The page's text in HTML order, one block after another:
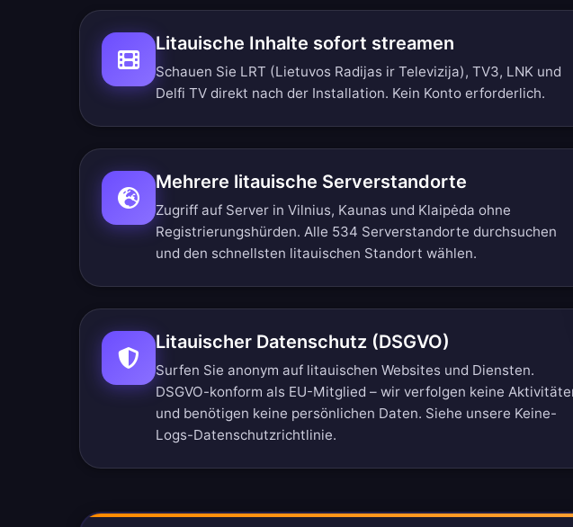
Litauische Inhalte sofort streamen
Schauen Sie LRT (Lietuvos Radijas ir Televizija), TV3, LNK und
Delfi TV direkt nach der Installation. Kein Konto erforderlich.
Mehrere litauische Serverstandorte
Zugriff auf Server in Vilnius, Kaunas und Klaipėda ohne
Registrierungshürden. Alle 534 Serverstandorte durchsuchen
und den schnellsten litauischen Standort wählen.
Litauischer Datenschutz (DSGVO)
Surfen Sie anonym auf litauischen Websites und Diensten.
DSGVO-konform als EU-Mitglied – wir verfolgen keine
und benötigen keine persönlichen Daten. Siehe unsere Keine-
Logs-Datenschutzrichtlinie.